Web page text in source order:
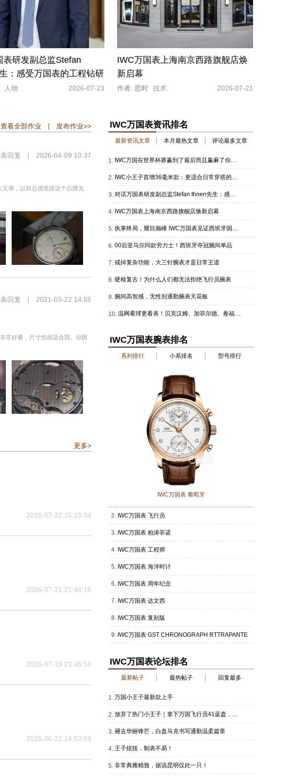
表研发副总监Stefan
：感受万国表的工程钻研
内核！
人物 2026-07-23
IWC万国表上海南京西路旗舰店焕
新启幕
作者: 思时 技术 2026-07-21
查看全部作业 发布作业>>
厚，以前总感觉跟这个品牌无
条回复 2026-04-09 10:37
常好看，尺寸也很适合我。但因
条回复 2021-03-22 14:55
更多>
2026-07-22 15:15:34
2026-07-21 21:44:15
2026-07-19 23:45:53
2026-06-22 14:53:59
IWC万国表资讯排名
最新资讯文章 本月最热文章 评论最多文章
1. IWC万国在世界杯赛赢到了最后而且赢麻了你知道吗...
2. IWC小王子首增36毫米款：更适合日常穿搭的选择
3. 对话万国表研发副总监Stefan Ihnen先生：感受万国表的工程钻研精神与创新内核！
4. IWC万国表上海南京西路旗舰店焕新启幕
5. 执掌终局，耀目巅峰 IWC万国表见证西班牙国家足球队问鼎2026国际足联世界杯
6. 00后亚马尔同款劳力士！西班牙夺冠腕间单品
7. 戒掉复杂功能，大三针腕表才是日常王道
8. 硬核复古！为什么人们都无法拒绝飞行员腕表
9. 腕间高智感，无性别通勤腕表天花板
10. 温网看球更看表！贝克汉姆、加菲尔德、卷福同款太会戴了
IWC万国表腕表排名
系列排行 小系排名 型号排行
IWC万国表 葡萄牙
2. IWC万国表 飞行员
3. IWC万国表 柏涛菲诺
4. IWC万国表 工程师
5. IWC万国表 海洋时计
6. IWC万国表 周年纪念
7. IWC万国表 达文西
8. IWC万国表 复刻版
9. IWC万国表 GST CHRONOGRAPH RTTRAPANTE
IWC万国表论坛排名
最新帖子 最热帖子 回复最多
1. 万国小王子最新款上手
2. 放弃了热门小王子｜拿下万国飞行员41蓝盘，低调才是成年人的浪漫
3. 褪去华丽锋芒，白盘马克书写通勤温柔篇章
4. 王子炫技，制表不易！
5. 非常典雅精致，据说昆明仅此一只！